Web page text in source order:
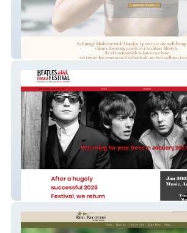
Monika Marczuk Profe
Kinsale Beatles Fest